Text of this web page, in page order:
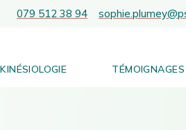
079 512 38 94
TÉMOIGNAGES